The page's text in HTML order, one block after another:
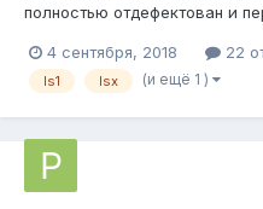
полностью отдефектован и
полный ребилд обеих ГБЦ.
установлены: 1) Более
4 сентября, 2018 22
ls1 lsx (и ещё 1 )